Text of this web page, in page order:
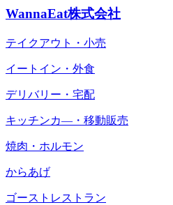
WannaEat株式会社
テイクアウト・小売
イートイン・外食
デリバリー・宅配
キッチンカ―・移動販売
焼肉・ホルモン
からあげ
ゴーストレストラン